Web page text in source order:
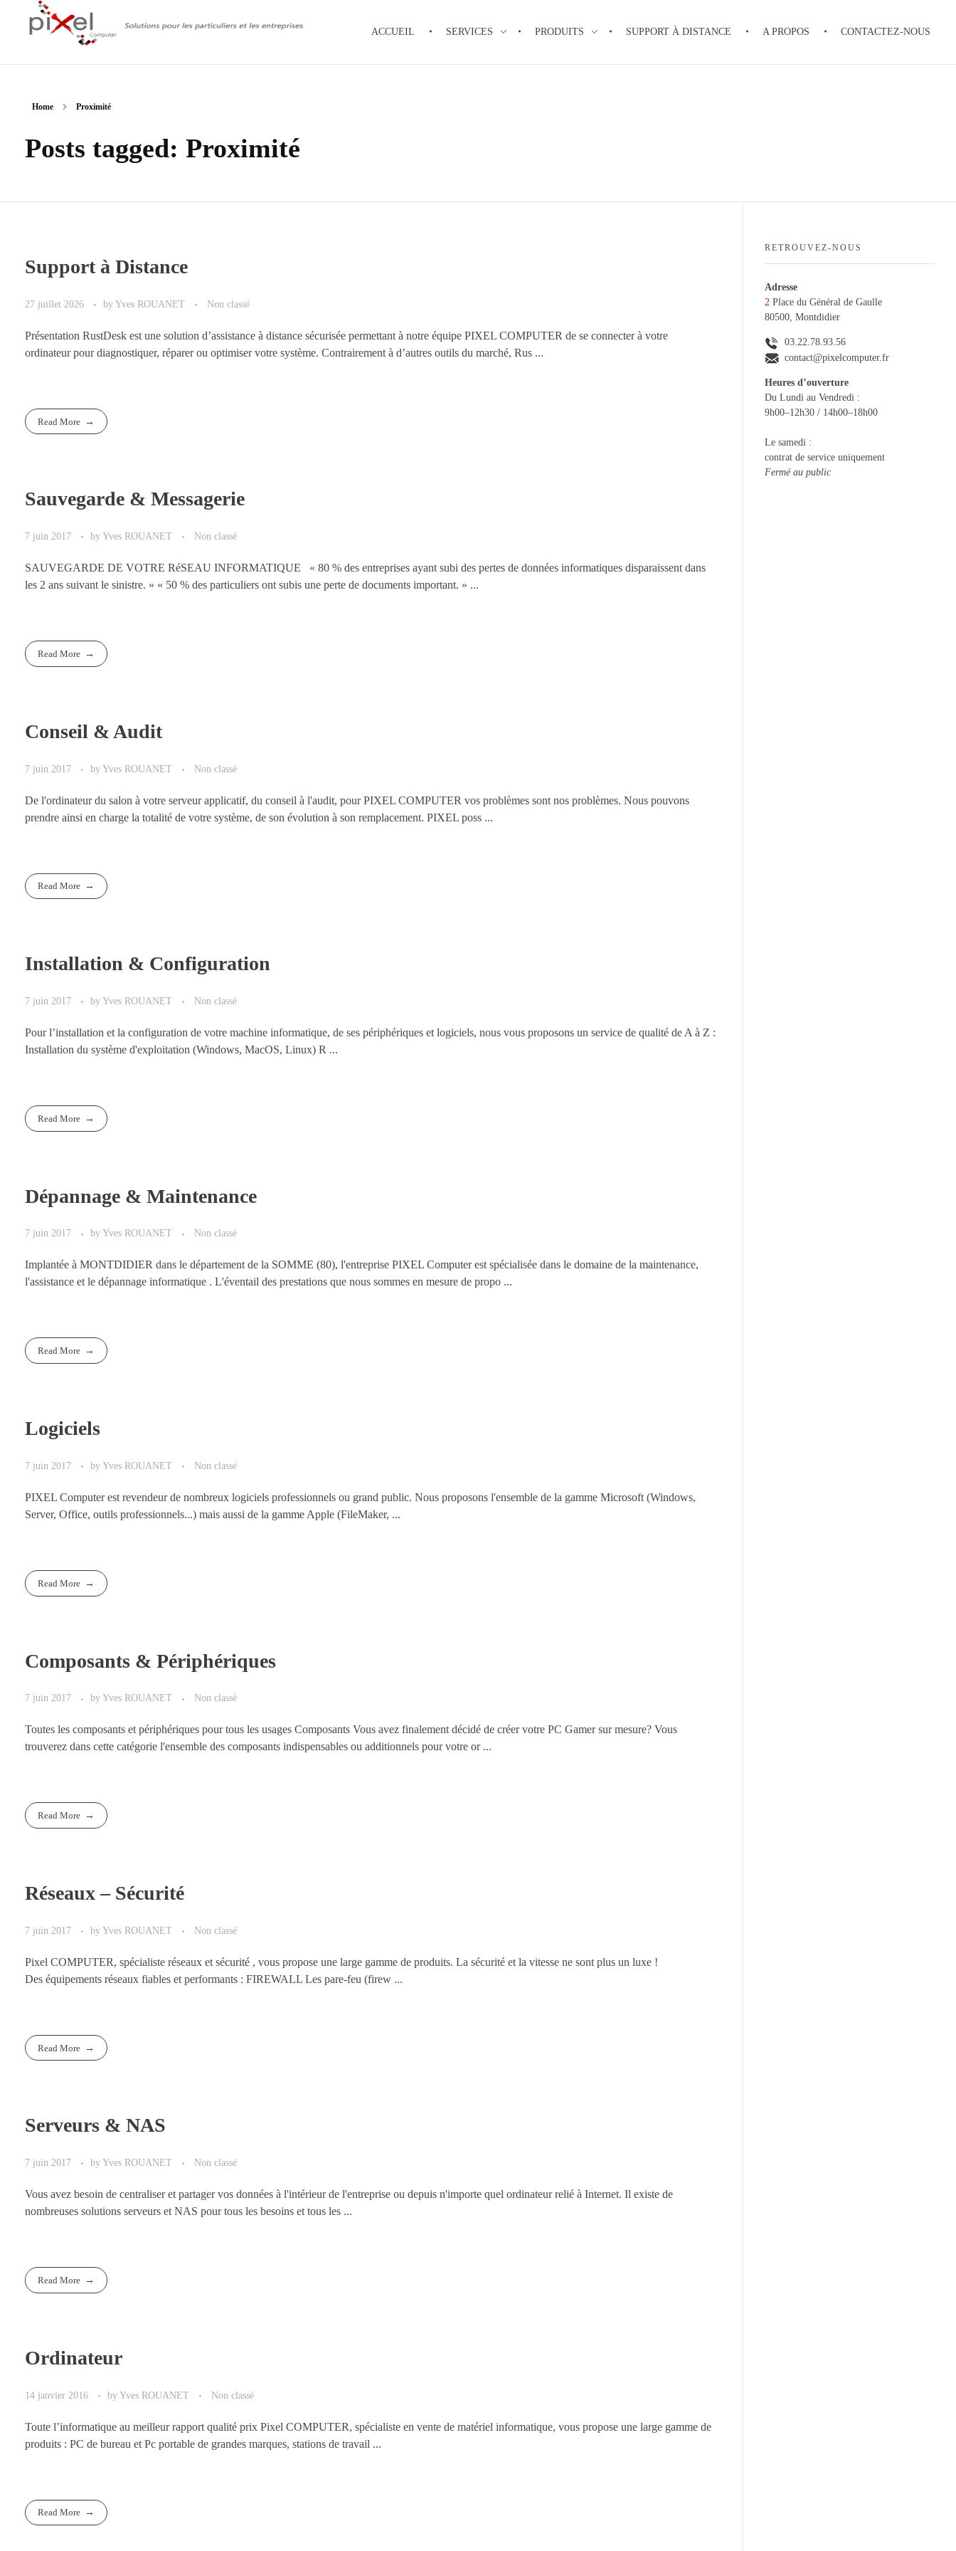
PIXEL Computer
Service informatique à Montididier
ACCUEIL SERVICES PRODUITS SUPPORT À DISTANCE A PROPOS CONTACTEZ-NOUS
Home Proximité
Posts tagged: Proximité
Support à Distance
27 juillet 2026 byYves ROUANET Non classé
Présentation RustDesk est une solution d’assistance à distance sécurisée permettant à notre équipe PIXEL COMPUTER de se connecter à votre
ordinateur pour diagnostiquer, réparer ou optimiser votre système. Contrairement à d’autres outils du marché, Rus ...
Read More
Sauvegarde & Messagerie
7 juin 2017 byYves ROUANET Non classé
SAUVEGARDE DE VOTRE RéSEAU INFORMATIQUE « 80 % des entreprises ayant subi des pertes de données informatiques disparaissent dans
les 2 ans suivant le sinistre. » « 50 % des particuliers ont subis une perte de documents important. » ...
Read More
Conseil & Audit
7 juin 2017 byYves ROUANET Non classé
De l'ordinateur du salon à votre serveur applicatif, du conseil à l'audit, pour PIXEL COMPUTER vos problèmes sont nos problèmes. Nous pouvons
prendre ainsi en charge la totalité de votre système, de son évolution à son remplacement. PIXEL poss ...
Read More
Installation & Configuration
7 juin 2017 byYves ROUANET Non classé
Pour l’installation et la configuration de votre machine informatique, de ses périphériques et logiciels, nous vous proposons un service de qualité de A à Z :
Installation du système d'exploitation (Windows, MacOS, Linux) R ...
Read More
Dépannage & Maintenance
7 juin 2017 byYves ROUANET Non classé
Implantée à MONTDIDIER dans le département de la SOMME (80), l'entreprise PIXEL Computer est spécialisée dans le domaine de la maintenance,
l'assistance et le dépannage informatique . L'éventail des prestations que nous sommes en mesure de propo ...
Read More
Logiciels
7 juin 2017 byYves ROUANET Non classé
PIXEL Computer est revendeur de nombreux logiciels professionnels ou grand public. Nous proposons l'ensemble de la gamme Microsoft (Windows,
Server, Office, outils professionnels...) mais aussi de la gamme Apple (FileMaker, ...
Read More
Composants & Périphériques
7 juin 2017 byYves ROUANET Non classé
Toutes les composants et périphériques pour tous les usages Composants Vous avez finalement décidé de créer votre PC Gamer sur mesure? Vous
trouverez dans cette catégorie l'ensemble des composants indispensables ou additionnels pour votre or ...
Read More
Réseaux – Sécurité
7 juin 2017 byYves ROUANET Non classé
Pixel COMPUTER, spécialiste réseaux et sécurité , vous propose une large gamme de produits. La sécurité et la vitesse ne sont plus un luxe !
Des équipements réseaux fiables et performants : FIREWALL Les pare-feu (firew ...
Read More
Serveurs & NAS
7 juin 2017 byYves ROUANET Non classé
Vous avez besoin de centraliser et partager vos données à l'intérieur de l'entreprise ou depuis n'importe quel ordinateur relié à Internet. Il existe de
nombreuses solutions serveurs et NAS pour tous les besoins et tous les ...
Read More
Ordinateur
14 janvier 2016 byYves ROUANET Non classé
Toute l’informatique au meilleur rapport qualité prix Pixel COMPUTER, spécialiste en vente de matériel informatique, vous propose une large gamme de
produits : PC de bureau et Pc portable de grandes marques, stations de travail ...
Read More
RETROUVEZ-NOUS
Adresse
2 Place du Général de Gaulle
80500, Montdidier
03.22.78.93.56
contact@pixelcomputer.fr
Heures d’ouverture
Du Lundi au Vendredi :
9h00–12h30 / 14h00–18h00
Le samedi :
contrat de service uniquement
Fermé au public